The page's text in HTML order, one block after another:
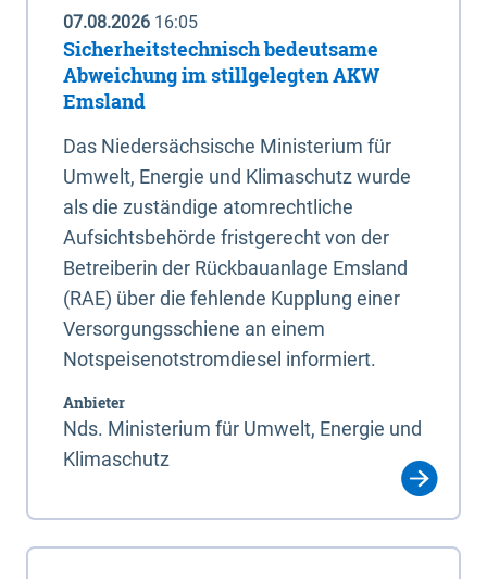
07.08.2026 16:05
Sicherheitstechnisch bedeutsame
Abweichung im stillgelegten AKW
Emsland
Das Niedersächsische Ministerium für
Umwelt, Energie und Klimaschutz wurde
als die zuständige atomrechtliche
Aufsichtsbehörde fristgerecht von der
Betreiberin der Rückbauanlage Emsland
(RAE) über die fehlende Kupplung einer
Versorgungsschiene an einem
Notspeisenotstromdiesel informiert.
Anbieter
Nds. Ministerium für Umwelt, Energie und
Klimaschutz